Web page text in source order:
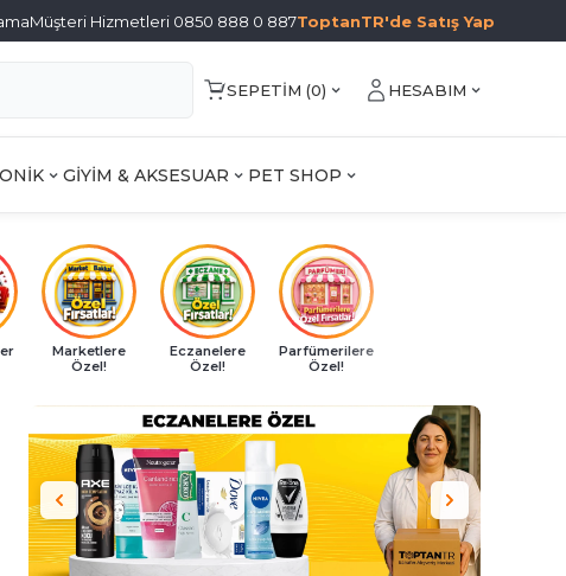
Müşteri Hizmetleri 0850 888 0 887ToptanTR'de Satış Yap
SEPETIM (0) HESABIM
GİYİM & AKSESUAR PET SHOP
Marketlere
Özel!
Eczanelere
Özel!
Parfümerilere
Özel!